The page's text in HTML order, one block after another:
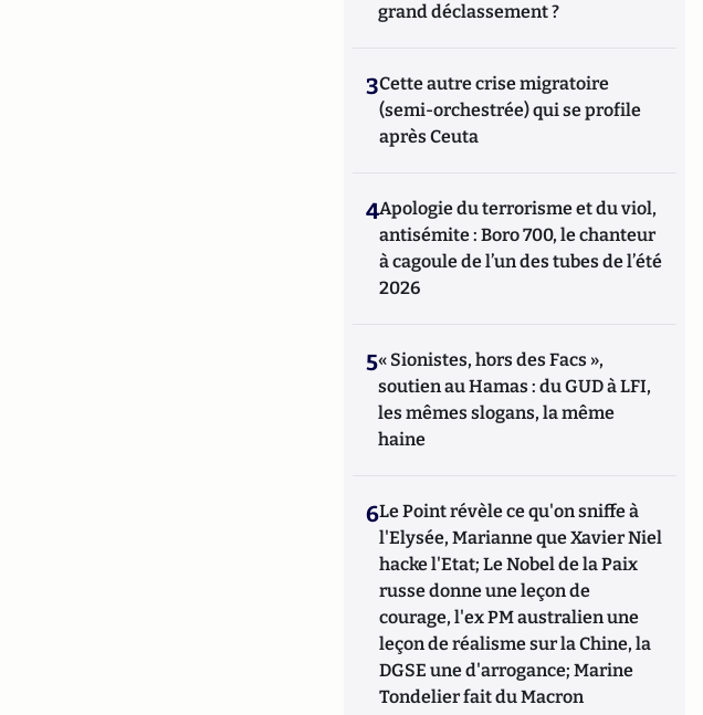
grand déclassement ?
3Cette autre crise migratoire
(semi-orchestrée) qui se profile
après Ceuta
4Apologie du terrorisme et du viol,
antisémite : Boro 700, le chanteur
à cagoule de l’un des tubes de l’été
2026
5« Sionistes, hors des Facs »,
soutien au Hamas : du GUD à LFI,
les mêmes slogans, la même
haine
6Le Point révèle ce qu'on sniffe à
l'Elysée, Marianne que Xavier Niel
hacke l'Etat; Le Nobel de la Paix
russe donne une leçon de
courage, l'ex PM australien une
leçon de réalisme sur la Chine, la
DGSE une d'arrogance; Marine
Tondelier fait du Macron